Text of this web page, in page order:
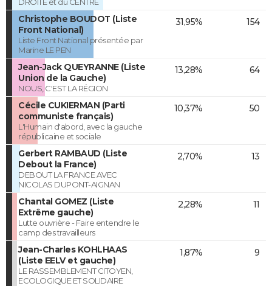
Christophe BOUDOT (Liste
Front National)
Liste Front National présentée par
Marine LE PEN
31,95% 154
Jean-Jack QUEYRANNE (Liste
Union de la Gauche)
NOUS, C'EST LA RÉGION
13,28% 64
Cécile CUKIERMAN (Parti
communiste français)
L'Humain d'abord, avec la gauche
républicaine et sociale
10,37% 50
Gerbert RAMBAUD (Liste
Debout la France)
DEBOUT LA FRANCE AVEC
NICOLAS DUPONT-AIGNAN
2,70% 13
Chantal GOMEZ (Liste
Extrême gauche)
Lutte ouvrière - Faire entendre le
camp des travailleurs
2,28% 11
Jean-Charles KOHLHAAS
(Liste EELV et gauche)
LE RASSEMBLEMENT CITOYEN,
ECOLOGIQUE ET SOLIDAIRE
1,87% 9